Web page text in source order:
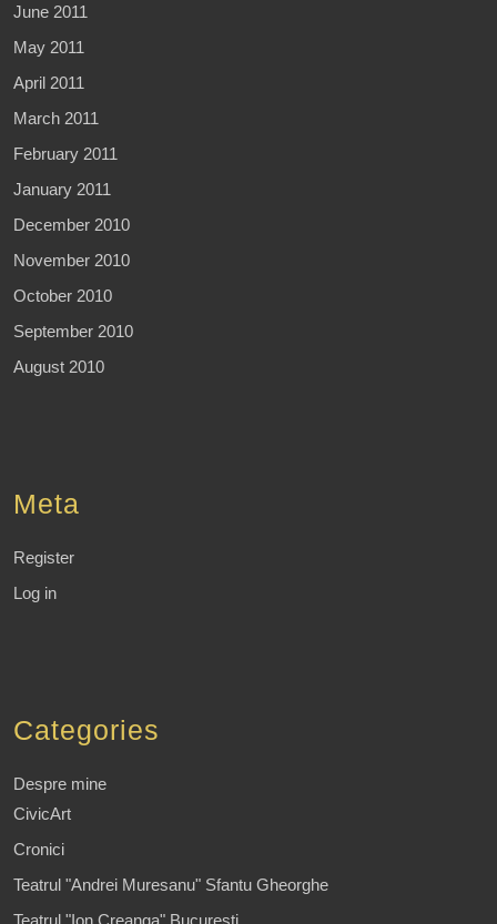
June 2011
May 2011
April 2011
March 2011
February 2011
January 2011
December 2010
November 2010
October 2010
September 2010
August 2010
Meta
Register
Log in
Categories
Despre mine
CivicArt
Cronici
Teatrul "Andrei Muresanu" Sfantu Gheorghe
Teatrul "Ion Creanga" Bucuresti